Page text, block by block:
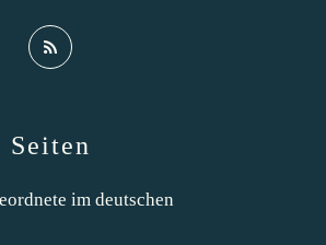
Seiten
im deutschen